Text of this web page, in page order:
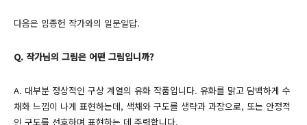
다음은 임종헌 작가와의 일문일답.
Q. 작가님의 그림은 어떤 그림입니까?
A. 대부분 정상적인 구상 계열의 유화 작품입니다. 유화를 맑고 담백하게 수
채화 느낌이 나게 표현하는데, 색채와 구도를 생략과 과장으로, 또는 안정적
인 구도를 선호하며 표현하는 데 주력합니다.